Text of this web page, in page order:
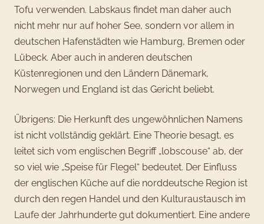
Tofu verwenden. Labskaus findet man daher auch
nicht mehr nur auf hoher See, sondern vor allem in
deutschen Hafenstädten wie Hamburg, Bremen oder
Lübeck. Aber auch in anderen deutschen
Küstenregionen und den Ländern Dänemark,
Norwegen und England ist das Gericht beliebt.
Übrigens: Die Herkunft des ungewöhnlichen Namens
ist nicht vollständig geklärt. Eine Theorie besagt, es
leitet sich vom englischen Begriff „lobscouse“ ab, der
so viel wie „Speise für Flegel“ bedeutet. Der Einfluss
der englischen Küche auf die norddeutsche Region ist
durch den regen Handel und den Kulturaustausch im
Laufe der Jahrhunderte gut dokumentiert. Eine andere